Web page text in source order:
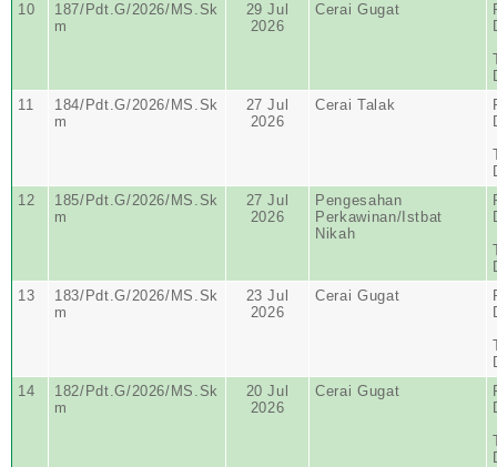
10
187/Pdt.G/2026/MS.Sk
m
29 Jul
2026
Cerai Gugat
11
184/Pdt.G/2026/MS.Sk
m
27 Jul
2026
Cerai Talak
12
185/Pdt.G/2026/MS.Sk
m
27 Jul
2026
Pengesahan
Perkawinan/Istbat
Nikah
13
183/Pdt.G/2026/MS.Sk
m
23 Jul
2026
Cerai Gugat
14
182/Pdt.G/2026/MS.Sk
m
20 Jul
2026
Cerai Gugat